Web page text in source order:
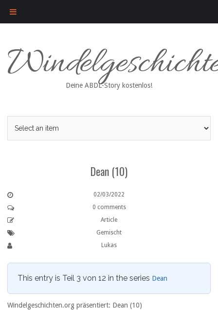
content
Deine ABDL-Story kostenlos!
Dean (10)
02/03/2022
0 comments
Article
Gemischt
Lukas
This entry is Teil 3 von 12 in the series Dean
Windelgeschichten.org präsentiert: Dean (10)